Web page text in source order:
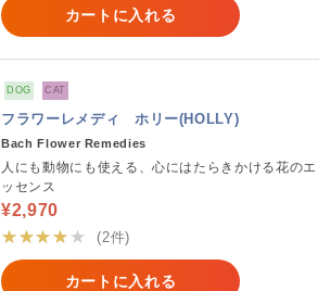
カートに入れる
DOG CAT
フラワーレメディ ホリー(HOLLY)
Bach Flower Remedies
人にも動物にも使える、心にはたらきかける花のエ
ッセンス
¥2,970
★★★★★
(2件)
カートに入れる